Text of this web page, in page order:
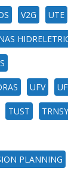
V2G UTE
UFV
TUST
PLANNING